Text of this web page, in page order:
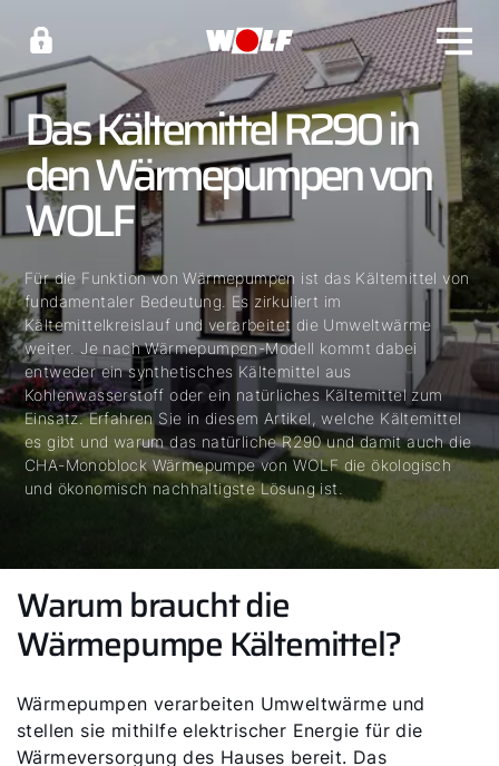
Das Kältemittel R290 in
den Wärmepumpen von
WOLF
Für die Funktion von Wärmepumpen ist das Kältemittel von
fundamentaler Bedeutung. Es zirkuliert im
Kältemittelkreislauf und verarbeitet die Umweltwärme
weiter. Je nach Wärmepumpen-Modell kommt dabei
entweder ein synthetisches Kältemittel aus
Kohlenwasserstoff oder ein natürliches Kältemittel zum
Einsatz. Erfahren Sie in diesem Artikel, welche Kältemittel
es gibt und warum das natürliche R290 und damit auch die
CHA-Monoblock Wärmepumpe von WOLF die ökologisch
und ökonomisch nachhaltigste Lösung ist.
Warum braucht die
Wärmepumpe Kältemittel?
Wärmepumpen verarbeiten Umweltwärme und
stellen sie mithilfe elektrischer Energie für die
Wärmeversorgung des Hauses bereit. Das